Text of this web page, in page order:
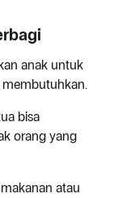
anak untuk
bisa
orang yang
atau